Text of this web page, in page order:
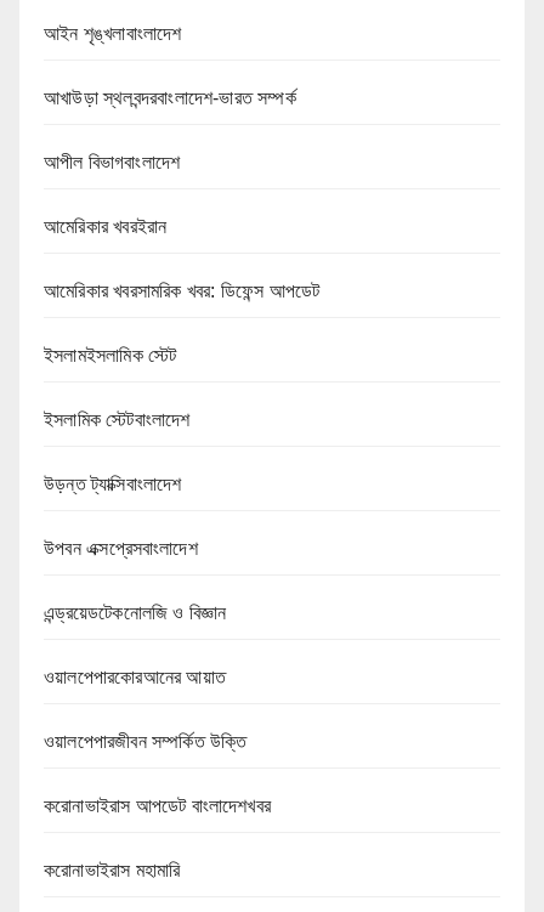
আইন শৃঙ্খলাবাংলাদেশ
আখাউড়া স্থলবন্দরবাংলাদেশ-ভারত সম্পর্ক
আপীল বিভাগবাংলাদেশ
আমেরিকার খবরইরান
আমেরিকার খবরসামরিক খবর: ডিফেন্স আপডেট
ইসলামইসলামিক স্টেট
ইসলামিক স্টেটবাংলাদেশ
উড়ন্ত ট্যাক্সিবাংলাদেশ
উপবন এক্সপ্রেসবাংলাদেশ
এন্ড্রয়েডটেকনোলজি ও বিজ্ঞান
ওয়ালপেপারকোরআনের আয়াত
ওয়ালপেপারজীবন সম্পর্কিত উক্তি
করোনাভাইরাস আপডেট বাংলাদেশখবর
করোনাভাইরাস মহামারি